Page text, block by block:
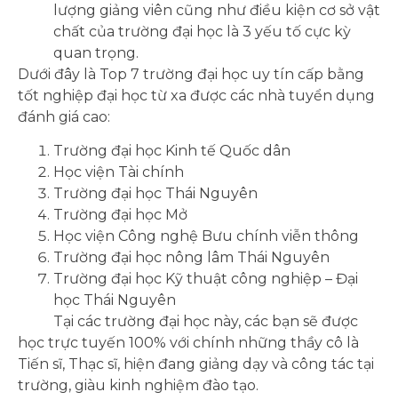
lượng giảng viên cũng như điều kiện cơ sở vật
chất của trường đại học là 3 yếu tố cực kỳ
quan trọng.
Dưới đây là Top 7 trường đại học uy tín cấp bằng
tốt nghiệp đại học từ xa được các nhà tuyển dụng
đánh giá cao:
Trường đại học Kinh tế Quốc dân
Học viện Tài chính
Trường đại học Thái Nguyên
Trường đại học Mở
Học viện Công nghệ Bưu chính viễn thông
Trường đại học nông lâm Thái Nguyên
Trường đại học Kỹ thuật công nghiệp – Đại
học Thái Nguyên
Tại các trường đại học này, các bạn sẽ được
học trực tuyến 100% với chính những thầy cô là
Tiến sĩ, Thạc sĩ, hiện đang giảng dạy và công tác tại
trường, giàu kinh nghiệm đào tạo.